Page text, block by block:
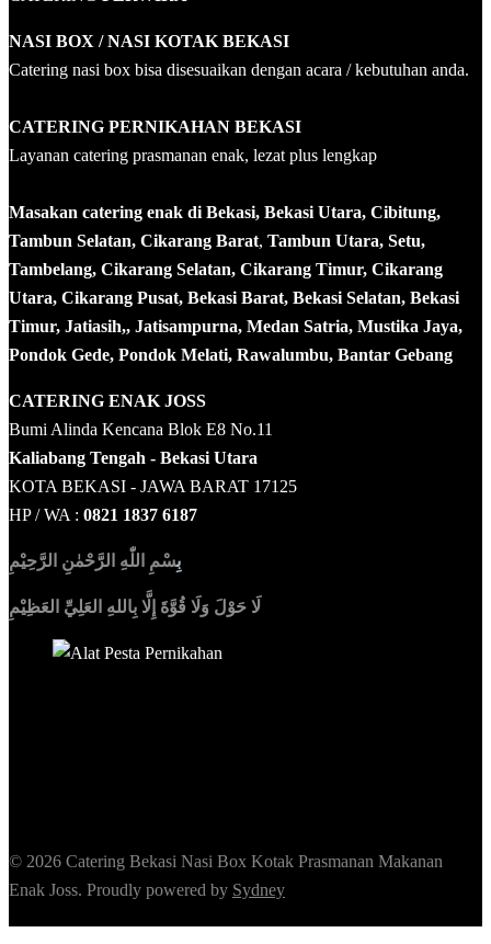
NASI BOX / NASI KOTAK BEKASI
Catering nasi box bisa disesuaikan dengan acara / kebutuhan anda.
CATERING PERNIKAHAN BEKASI
Layanan catering prasmanan enak, lezat plus lengkap
Masakan catering enak di Bekasi, Bekasi Utara, Cibitung,
Tambun Selatan, Cikarang Barat, Tambun Utara, Setu,
Tambelang, Cikarang Selatan, Cikarang Timur, Cikarang
Utara, Cikarang Pusat, Bekasi Barat, Bekasi Selatan, Bekasi
Timur, Jatiasih,, Jatisampurna, Medan Satria, Mustika Jaya,
Pondok Gede, Pondok Melati, Rawalumbu, Bantar Gebang
CATERING ENAK JOSS
Bumi Alinda Kencana Blok E8 No.11
Kaliabang Tengah - Bekasi Utara
KOTA BEKASI - JAWA BARAT 17125
HP / WA : 0821 1837 6187
بِسْمِ اللّٰهِ الرَّحْمٰنِ الرَّحِيْمِ
لَا حَوْلَ وَلَا قُوَّةَ إِلَّا بِاللهِ العَلِيِّ العَظِيْمِ
© 2026 Catering Bekasi Nasi Box Kotak Prasmanan Makanan
Enak Joss. Proudly powered by Sydney